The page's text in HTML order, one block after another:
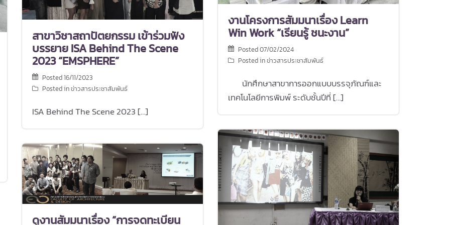
งานโครงการสัมมนาเรื่อง Learn
Win Work “เรียนรู้ ชนะงาน”
Posted07/02/2024
Posted inข่าวสารประชาสัมพันธ์
นักศึกษาสาขาการออกแบบบรรจุภัณฑ์และ
เทคโนโลยีการพิมพ์ ระดับชั้นปีที่ […]
สาขาวิชาสถาปัตยกรรม เข้าร่วมฟัง
บรรยาย ISA Behind The Scene
2023 “EMSPHERE”
Posted16/11/2023
Posted inข่าวสารประชาสัมพันธ์
ISA Behind The Scene 2023 […]
ดูงานสัมมนาเรื่อง “การจดทะเบียน